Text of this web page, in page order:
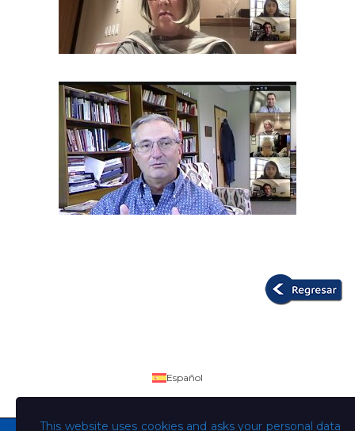
This website uses cookies and asks your personal data
Español